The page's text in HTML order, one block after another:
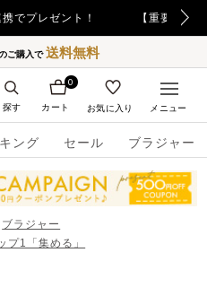
【重要】令和8年熊本地震の影響によるお荷物のお届け遅延について
ご購入で送料無料
ング セール ブラジャー
カート
0
お気に入り
探す メニュー
ブラジャー
プ1「集める」